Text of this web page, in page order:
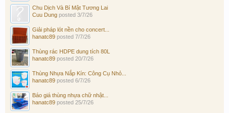
Chu Dịch Và Bí Mật Tương Lai
Cuu Dung posted 3/7/26
Giải pháp lót nền cho concert...
hanatc89 posted 7/7/26
Thùng rác HDPE dung tích 80L
hanatc89 posted 20/7/26
Thùng Nhựa Nắp Kín: Công Cụ Nhỏ...
hanatc89 posted 6/7/26
Báo giá thùng nhựa chữ nhật...
hanatc89 posted 25/7/26